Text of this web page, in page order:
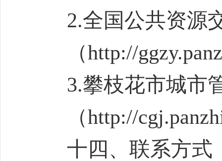
2.全国公共资源交
（http://
3.攀枝花市城市
（http://
十四、联系方式